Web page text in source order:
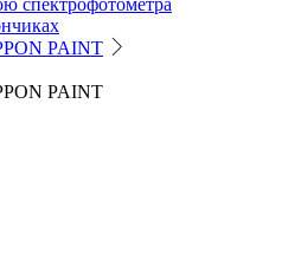
PAINT
PAINT